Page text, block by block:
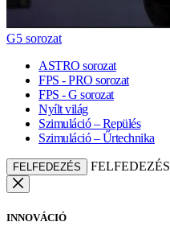
G5 sorozat
ASTRO sorozat
FPS - PRO sorozat
FPS - G sorozat
Nyílt világ
Szimuláció – Repülés
Szimuláció – Űrtechnika
FELFEDEZÉS FELFEDEZÉS
INNOVÁCIÓ